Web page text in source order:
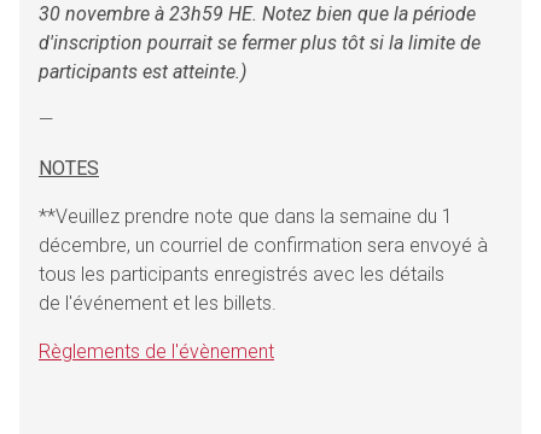
30 novembre à 23h59 HE. Notez bien que la période
d'inscription pourrait se fermer plus tôt si la limite de
participants est atteinte.)
—
NOTES
**Veuillez prendre note que dans la semaine du 1
décembre, un courriel de confirmation sera envoyé à
tous les participants enregistrés avec les détails
de l'événement et les billets.
Règlements de l'évènement